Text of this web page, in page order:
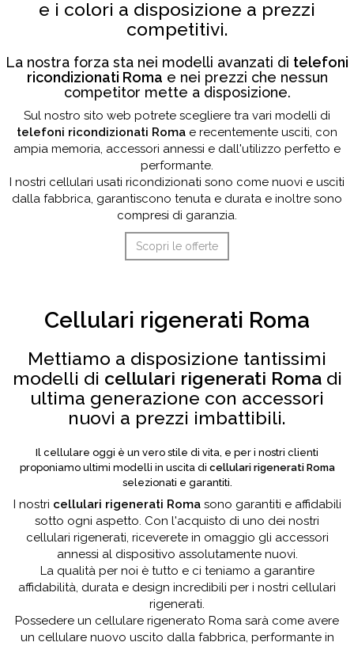
e i colori a disposizione a prezzi
competitivi.
La nostra forza sta nei modelli avanzati di telefoni
ricondizionati Roma e nei prezzi che nessun
competitor mette a disposizione.
Sul nostro sito web potrete scegliere tra vari modelli di
telefoni ricondizionati Roma e recentemente usciti, con
ampia memoria, accessori annessi e dall'utilizzo perfetto e
performante.
I nostri cellulari usati ricondizionati sono come nuovi e usciti
dalla fabbrica, garantiscono tenuta e durata e inoltre sono
compresi di garanzia.
Scopri le offerte
Cellulari rigenerati Roma
Mettiamo a disposizione tantissimi
modelli di cellulari rigenerati Romadi
ultima generazione con accessori
nuovi a prezzi imbattibili.
Il cellulare oggi è un vero stile di vita, e per i nostri clienti
proponiamo ultimi modelli in uscita di cellulari rigenerati Roma
selezionati e garantiti.
I nostri cellulari rigenerati Romasono garantiti e affidabili
sotto ogni aspetto. Con l'acquisto di uno dei nostri
cellulari rigenerati, riceverete in omaggio gli accessori
annessi al dispositivo assolutamente nuovi.
La qualità per noi è tutto e ci teniamo a garantire
affidabilità, durata e design incredibili per i nostri cellulari
rigenerati.
Possedere un cellulare rigenerato Roma sarà come avere
un cellulare nuovo uscito dalla fabbrica, performante in